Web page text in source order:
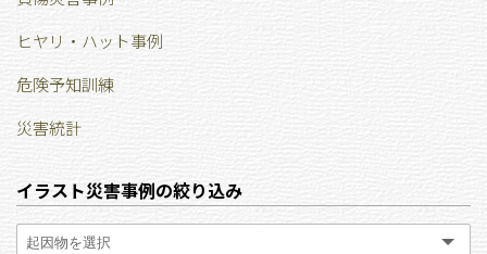
ヒヤリ・ハット事例
危険予知訓練
災害統計
イラスト災害事例の絞り込み